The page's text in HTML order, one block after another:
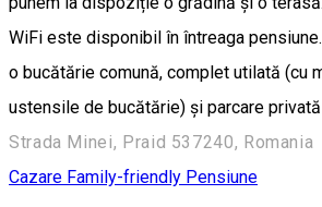
WiFi este disponibil în întreaga
o bucătărie comună, complet utilată (cu
ustensile de bucătărie) și parcare
Strada Minei, Praid 537240, Romania
Cazare Family-friendly Pensiune